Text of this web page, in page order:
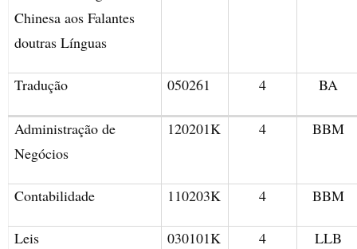
Chinesa aos Falantes
doutras Línguas
Tradução 050261 4 BA
Administração de
Negócios
120201K 4 BBM
Contabilidade 110203K 4 BBM
Leis 030101K 4 LLB